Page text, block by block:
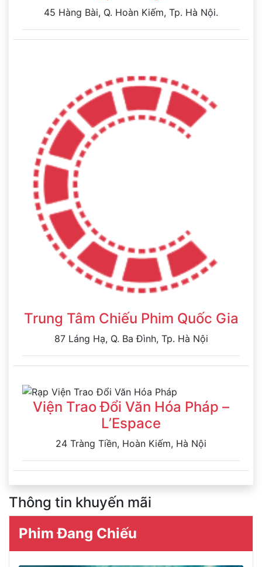
45 Hàng Bài, Q. Hoàn Kiếm, Tp. Hà Nội.
Trung Tâm Chiếu Phim Quốc Gia
87 Láng Hạ, Q. Ba Đình, Tp. Hà Nội
Viện Trao Đổi Văn Hóa Pháp –
L’Espace
24 Tràng Tiền, Hoàn Kiếm, Hà Nội
Thông tin khuyến mãi
Phim Đang Chiếu